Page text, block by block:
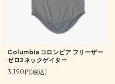
Columbia コロンビア フリーザー
ゼロ2ネックゲイター
3,190円(税込)